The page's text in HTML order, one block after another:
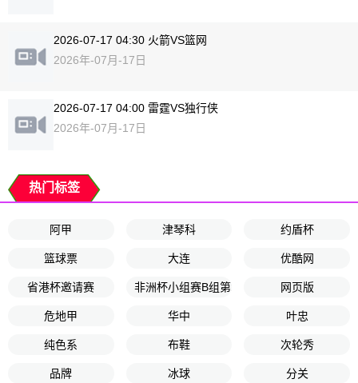
2026-07-17 04:30 火箭VS篮网
2026年-07月-17日
2026-07-17 04:00 雷霆VS独行侠
2026年-07月-17日
热门标签
阿甲 津琴科 约盾杯
篮球票 大连 优酷网
省港杯邀请赛 非洲杯小组赛B组第2轮 网页版
危地甲 华中 叶忠
纯色系 布鞋 次轮秀
品牌 冰球 分关